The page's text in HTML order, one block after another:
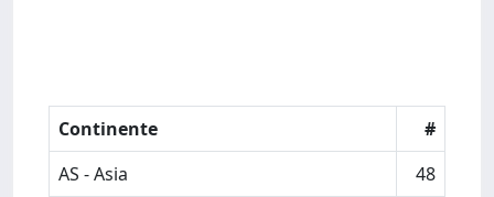
Continente
#
AS - Asia
48